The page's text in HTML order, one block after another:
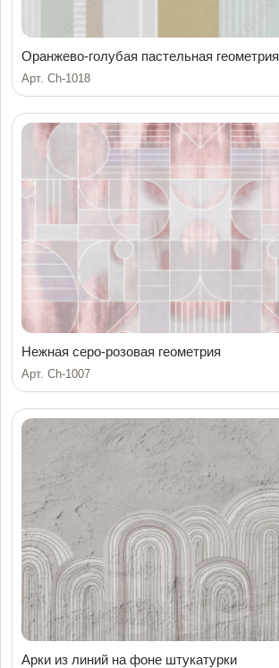
Оранжево-голубая пастельная геометрия
Арт. Ch-1018
Нежная серо-розовая геометрия
Арт. Ch-1007
Арки из линий на фоне штукатурки